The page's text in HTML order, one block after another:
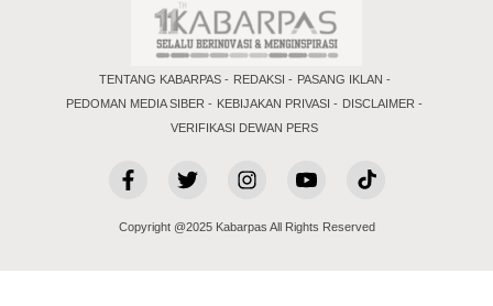
TENTANG KABARPAS REDAKSI
PASANG IKLAN
PEDOMAN MEDIA SIBER
KEBIJAKAN PRIVASI
DISCLAIMER
VERIFIKASI DEWAN PERS
Copyright @2025 Kabarpas All Rights Reserved